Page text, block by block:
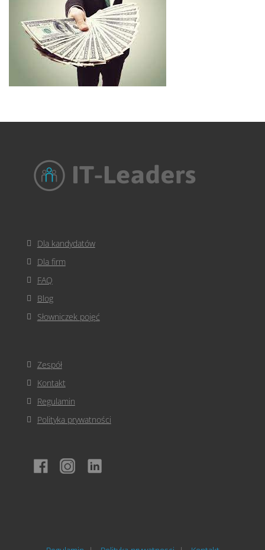
Dla kandydatów
Dla firm
FAQ
Blog
Słowniczek pojęć
Zespół
Kontakt
Regulamin
Polityka prywatności